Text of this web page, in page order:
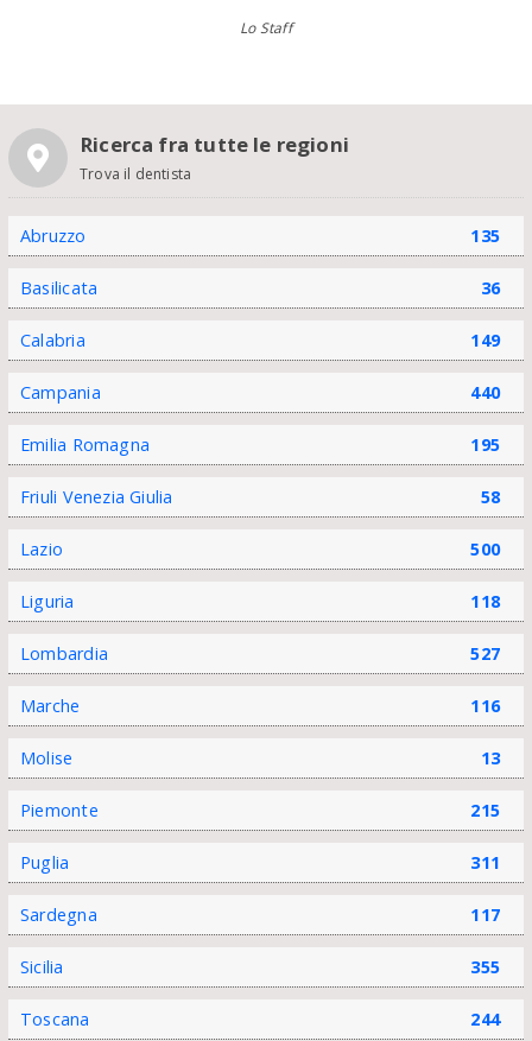
Lo Staff
Ricerca fra tutte le regioni
Trova il dentista
Abruzzo 135
Basilicata 36
Calabria 149
Campania 440
Emilia Romagna 195
Friuli Venezia Giulia 58
Lazio 500
Liguria 118
Lombardia 527
Marche 116
Molise 13
Piemonte 215
Puglia 311
Sardegna 117
Sicilia 355
Toscana 244